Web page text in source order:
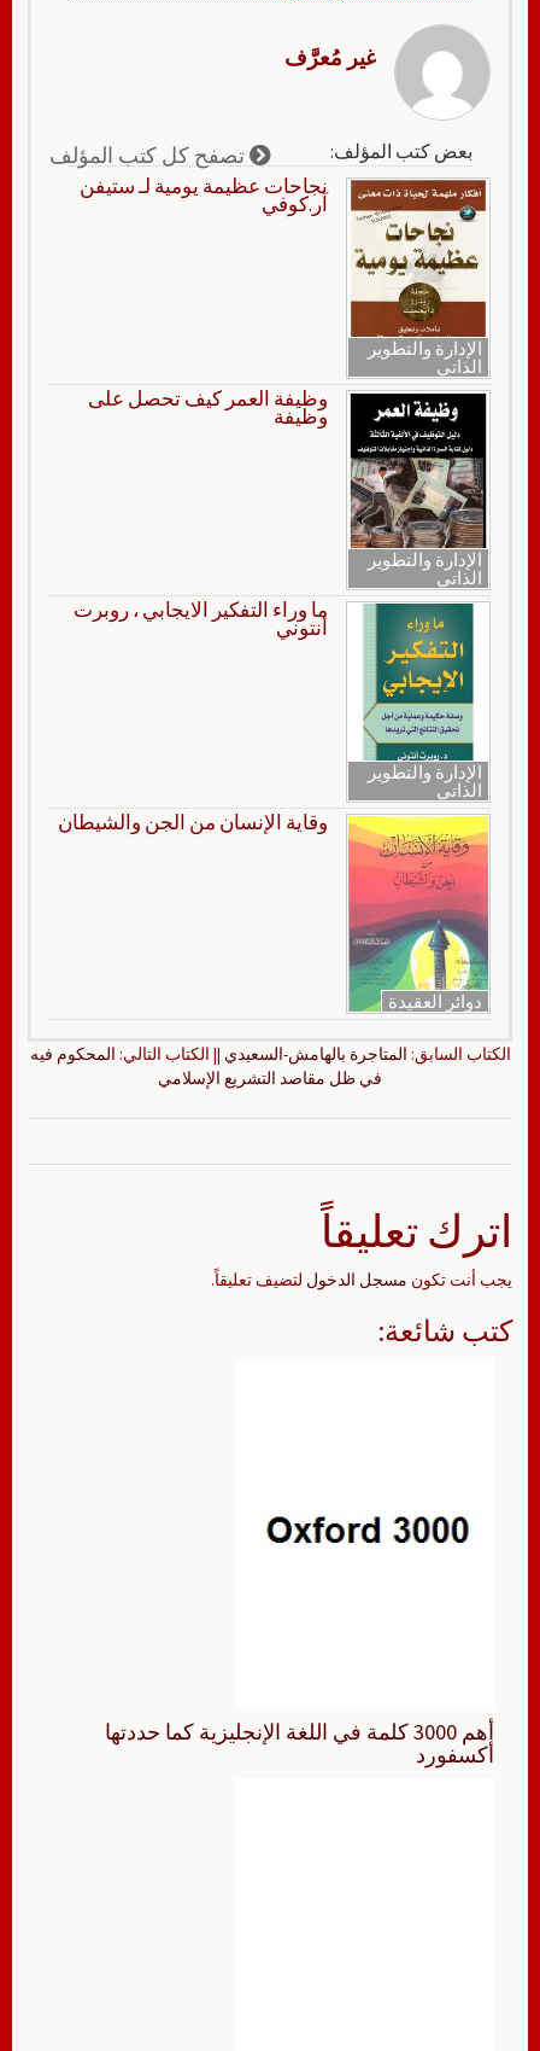
غير مُعرَّف
بعض كتب المؤلف: تصفح كل كتب المؤلف
الإدارة والتطوير
الذاتي
نجاحات عظيمة يومية لـ ستيفن
آر.كوفي
الإدارة والتطوير
الذاتي
وظيفة العمر كيف تحصل على
وظيفة
الإدارة والتطوير
الذاتي
ما وراء التفكير الايجابي ، روبرت
أنتوني
دوائر العقيدة
وقاية الإنسان من الجن والشيطان
الكتاب السابق: المتاجرة بالهامش-السعيدي || الكتاب التالي: المحكوم فيه
في ظل مقاصد التشريع الإسلامي
اترك تعليقاً
يجب أنت تكون مسجل الدخول لتضيف تعليقاً.
كتب شائعة:
أهم 3000 كلمة في اللغة الإنجليزية كما حددتها
أكسفورد